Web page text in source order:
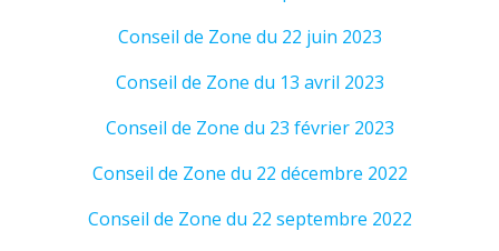
Conseil de Zone du 22 juin 2023
Conseil de Zone du 13 avril 2023
Conseil de Zone du 23 février 2023
Conseil de Zone du 22 décembre 2022
Conseil de Zone du 22 septembre 2022